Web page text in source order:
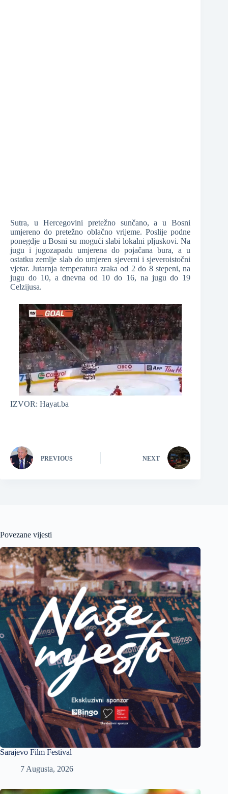
Sutra, u Hercegovini pretežno sunčano, a u Bosni
umjereno do pretežno oblačno vrijeme. Poslije podne
ponegdje u Bosni su mogući slabi lokalni pljuskovi. Na
jugu i jugozapadu umjerena do pojačana bura, a u
ostatku zemlje slab do umjeren sjeverni i sjeveroistočni
vjetar. Jutarnja temperatura zraka od 2 do 8 stepeni, na
jugu do 10, a dnevna od 10 do 16, na jugu do 19
Celzijusa.
IZVOR: Hayat.ba
PREVIOUS NEXT
Povezane vijesti
Sarajevo Film Festival
7 Augusta, 2026